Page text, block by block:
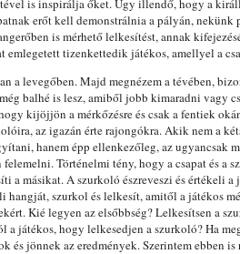
is inspirálja őket. Úgy illendő, hogy a
erőt kell demonstrálnia a pályán, nekünk
is mérhető lelkesítést, annak
emlegetett tizenkettedik játékos, amellyel a
a levegőben. Majd megnézem a tévében,
balhé is lesz, amiből jobb kimaradni vagy
kijöjjön a mérkőzésre és csak a fentiek
az igazán érte rajongókra. Akik nem a
hanem épp ellenkezőleg, az ugyancsak
felemelni. Történelmi tény, hogy a csapat és a
a másikat. A szurkoló észreveszi és értékeli
hangját, szurkol és lelkesít, amitől a játékos
Kié legyen az elsőbbség? Lelkesítsen a
a játékos, hogy lelkesedjen a szurkoló? Ha
és jönnek az eredmények. Szerintem ebben